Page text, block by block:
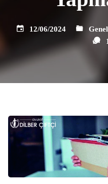
12/06/2024 Genel